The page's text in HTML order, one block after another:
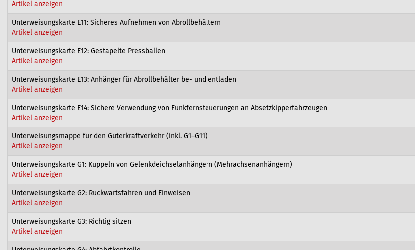
Artikel anzeigen
Unterweisungskarte E11: Sicheres Aufnehmen von Abrollbehältern
Artikel anzeigen
Unterweisungskarte E12: Gestapelte Pressballen
Artikel anzeigen
Unterweisungskarte E13: Anhänger für Abrollbehälter be- und entladen
Artikel anzeigen
Unterweisungskarte E14: Sichere Verwendung von Funkfernsteuerungen an Absetzkipperfahrzeugen
Artikel anzeigen
Unterweisungsmappe für den Güterkraftverkehr (inkl. G1–G11)
Artikel anzeigen
Unterweisungskarte G1: Kuppeln von Gelenkdeichselanhängern (Mehrachsenanhängern)
Artikel anzeigen
Unterweisungskarte G2: Rückwärtsfahren und Einweisen
Artikel anzeigen
Unterweisungskarte G3: Richtig sitzen
Artikel anzeigen